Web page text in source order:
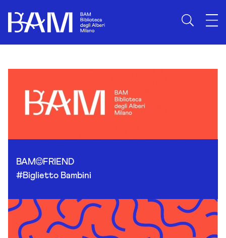
BAM
FRIEND
#Biglietto Bambini